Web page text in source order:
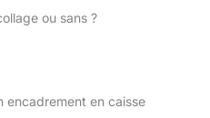
ou sans ?
encadrement en caisse